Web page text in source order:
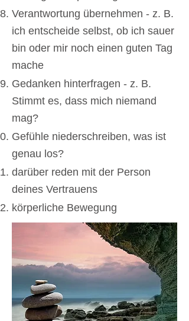
Verantwortung übernehmen - z. B.
ich entscheide selbst, ob ich sauer
bin oder mir noch einen guten Tag
mache
Gedanken hinterfragen - z. B.
Stimmt es, dass mich niemand
mag?
Gefühle niederschreiben, was ist
genau los?
darüber reden mit der Person
deines Vertrauens
körperliche Bewegung